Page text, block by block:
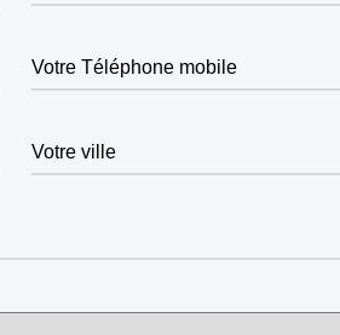
Votre Téléphone mobile
Votre ville